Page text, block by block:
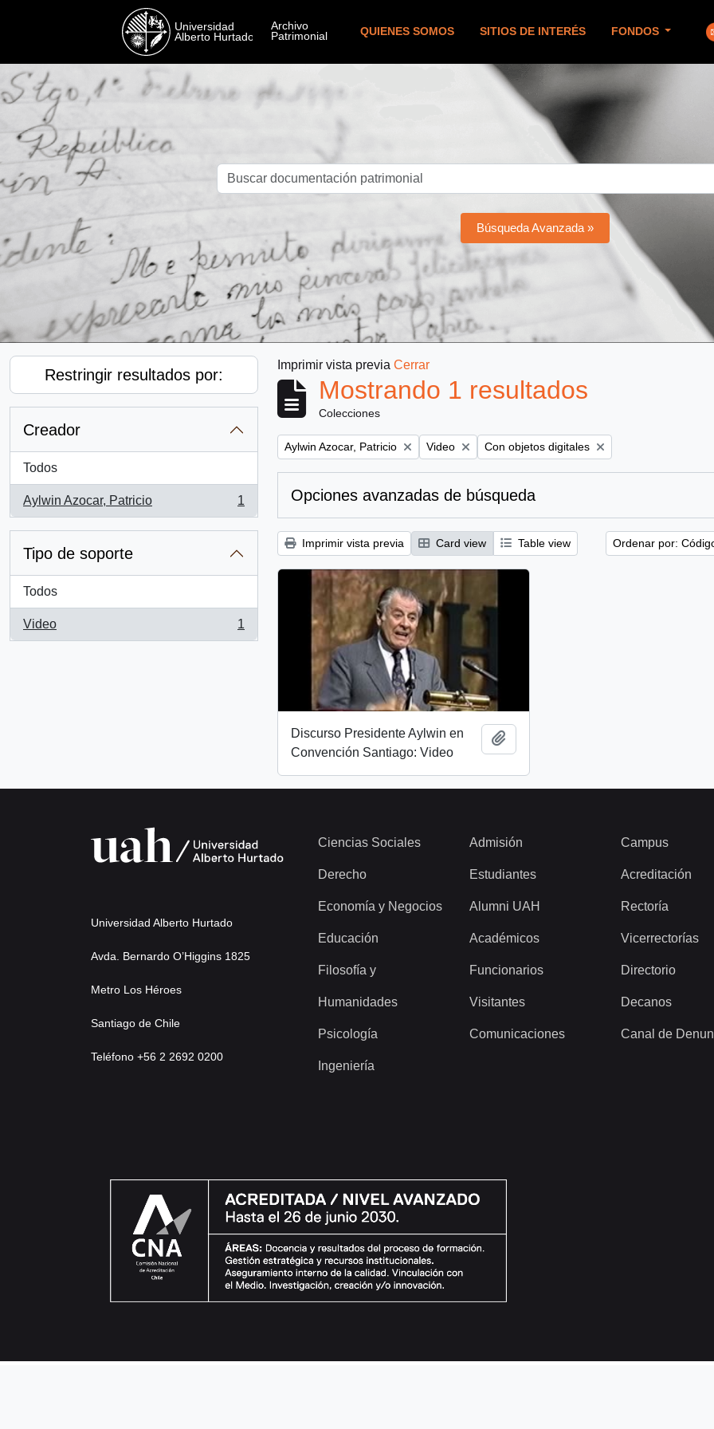
QUIENES SOMOS SITIOS DE INTERÉS FONDOS
Búsqueda Avanzada »
Restringir resultados por:
Creador
Todos
Aylwin Azocar, Patricio
, 1 resultados
1
Tipo de soporte
Todos
Video
, 1 resultados
1
Imprimir vista previa Cerrar
Mostrando 1 resultados
Colecciones
Remove filter:
Aylwin Azocar, Patricio Remove filter:
Video Remove filter:
Con objetos digitales
Opciones avanzadas de búsqueda
Imprimir vista previa Card view Table view Ordenar por:
Discurso Presidente Aylwin en
Convención Santiago: Video
Universidad Alberto Hurtado
Avda. Bernardo O’Higgins 1825
Metro Los Héroes
Santiago de Chile
Teléfono +56 2 2692 0200
Ciencias Sociales
Derecho
Economía y Negocios
Educación
Filosofía y
Humanidades
Psicología
Ingeniería
Admisión
Estudiantes
Alumni UAH
Académicos
Funcionarios
Visitantes
Comunicaciones
Campus
Acreditación
Rectoría
Vicerrectorías
Directorio
Decanos
Canal de